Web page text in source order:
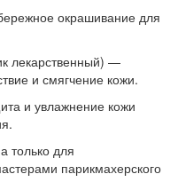
окрашивание для
лекарственный) —
и смягчение кожи.
и увлажнение кожи
только для
парикмахерского